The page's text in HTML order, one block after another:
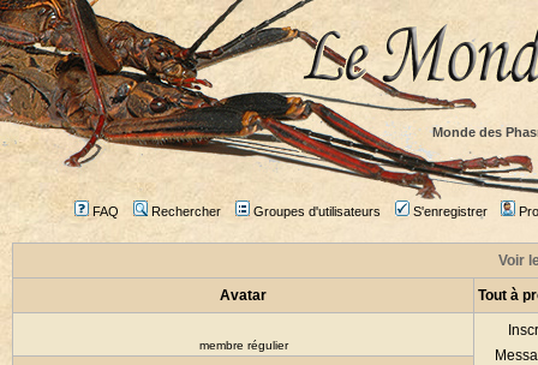
Monde des
FAQ Rechercher Groupes d'utilisateurs S'enregistrer
Voir
Avatar Tout à
membre régulier